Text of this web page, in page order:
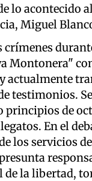
lo acontecido
Miguel
crímenes
Montonera"
actualmente
testimonios.
principios de
En el
los servicios
de la libertad,